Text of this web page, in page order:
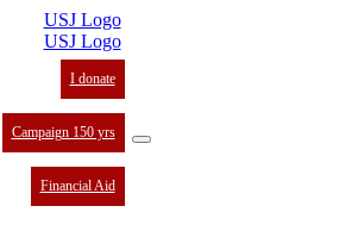
I donate
Campaign 150 yrs
Financial Aid